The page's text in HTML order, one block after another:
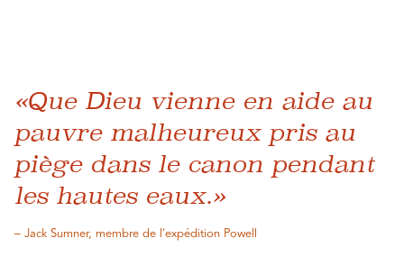
«Que Dieu vienne en aide au
pauvre malheureux pris au
piège dans le canon pendant
les hautes eaux.»
– Jack Sumner, membre de l'expédition Powell